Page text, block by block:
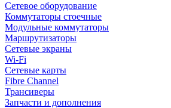
Сетевое оборудование
Коммутаторы стоечные
Модульные коммутаторы
Маршрутизаторы
Сетевые экраны
Wi-Fi
Сетевые карты
Fibre Channel
Трансиверы
Запчасти и дополнения